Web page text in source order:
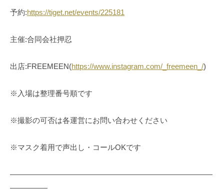
予約:https://tiget.net/events/225181
主催:合同会社押忍
出店:FREEMEEN(https://www.instagram.com/_freemeen_/)
※入場は整理番号順です
※撮影の可否は各運営にお問い合わせください
※マスク着用で声出し・コールOKです
———————————————————————————
—————